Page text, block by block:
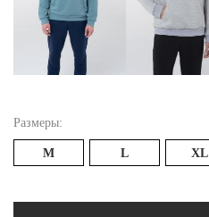
Размеры:
M L XL